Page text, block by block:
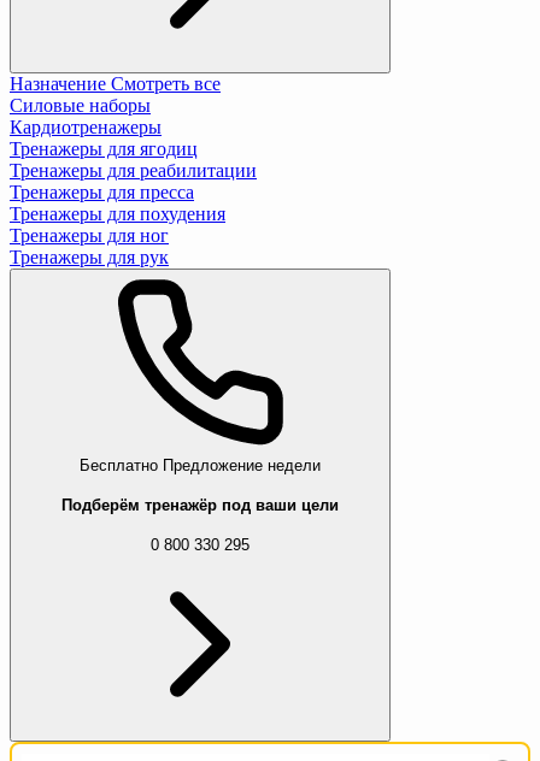
Назначение Смотреть все
Силовые наборы
Кардиотренажеры
Тренажеры для ягодиц
Тренажеры для реабилитации
Тренажеры для пресса
Тренажеры для похудения
Тренажеры для ног
Тренажеры для рук
Бесплатно Предложение недели
Подберём тренажёр под ваши цели
0 800 330 295